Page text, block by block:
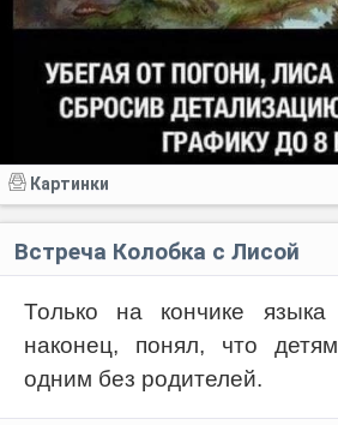
Картинки
Встреча Колобка с Лисой
Только на кончике
наконец, понял, что
одним без родителей.